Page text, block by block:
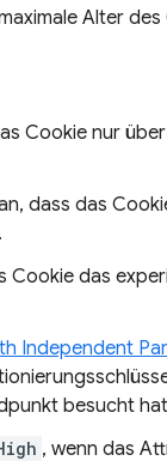
Alter des
Cookie nur
dass das
Cookie das
Independent
besucht
, wenn das